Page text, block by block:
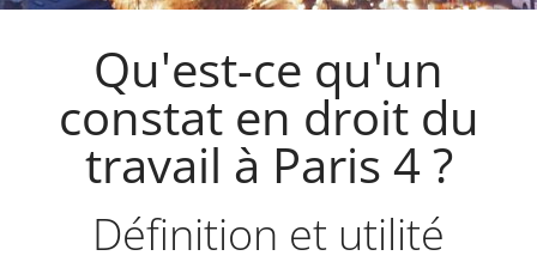
Qu'est-ce qu'un
constat en droit du
travail à Paris 4 ?
Définition et utilité